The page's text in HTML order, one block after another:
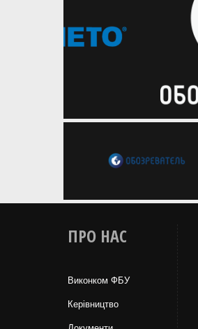
ПРО НАС
Виконком ФБУ
Керівництво